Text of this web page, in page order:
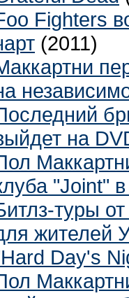
Fighters
(2011)
на
"Joint"
туры
жителей
Day's